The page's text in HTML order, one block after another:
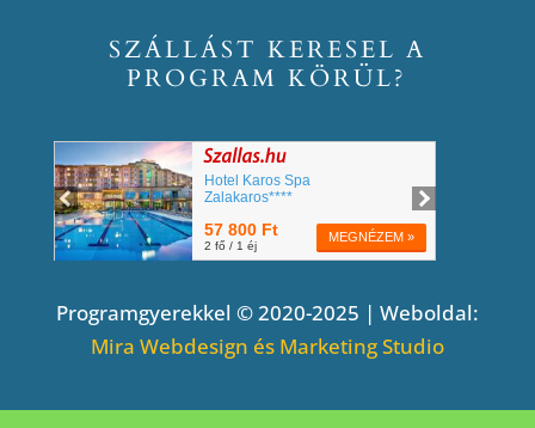
SZÁLLÁST KERESEL A
PROGRAM KÖRÜL?
Programgyerekkel © 2020-2025 | Weboldal:
Mira Webdesign és Marketing Studio